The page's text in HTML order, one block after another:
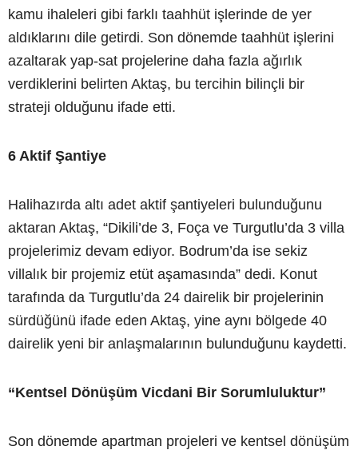
kamu ihaleleri gibi farklı taahhüt işlerinde de yer
aldıklarını dile getirdi. Son dönemde taahhüt işlerini
azaltarak yap-sat projelerine daha fazla ağırlık
verdiklerini belirten Aktaş, bu tercihin bilinçli bir
strateji olduğunu ifade etti.
6 Aktif Şantiye
Halihazırda altı adet aktif şantiyeleri bulunduğunu
aktaran Aktaş, “Dikili’de 3, Foça ve Turgutlu’da 3 villa
projelerimiz devam ediyor. Bodrum’da ise sekiz
villalık bir projemiz etüt aşamasında” dedi. Konut
tarafında da Turgutlu’da 24 dairelik bir projelerinin
sürdüğünü ifade eden Aktaş, yine aynı bölgede 40
dairelik yeni bir anlaşmalarının bulunduğunu kaydetti.
“Kentsel Dönüşüm Vicdani Bir Sorumluluktur”
Son dönemde apartman projeleri ve kentsel dönüşüm